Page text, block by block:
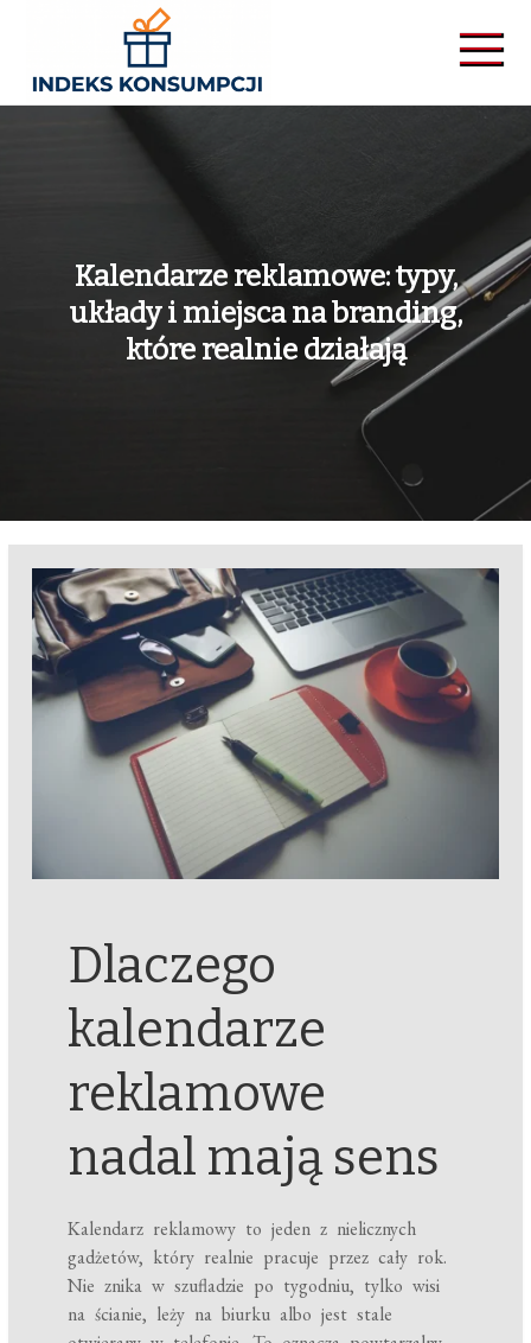
content
Indekskonsumpcji
Kalendarze reklamowe: typy,
układy i miejsca na branding,
które realnie działają
Dlaczego
kalendarze
reklamowe
nadal mają sens
Kalendarz reklamowy to jeden z nielicznych
gadżetów, który realnie pracuje przez cały rok.
Nie znika w szufladzie po tygodniu, tylko wisi
na ścianie, leży na biurku albo jest stale